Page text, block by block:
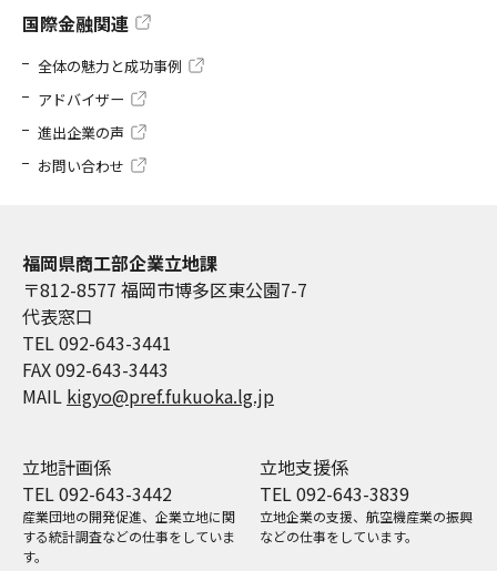
国際金融関連
全体の魅力と成功事例
アドバイザー
進出企業の声
お問い合わせ
福岡県商工部企業立地課
〒812-8577 福岡市博多区東公園7-7
代表窓口
TEL 092-643-3441
FAX 092-643-3443
MAIL kigyo@pref.fukuoka.lg.jp
立地計画係
TEL 092-643-3442
産業団地の開発促進、企業立地に関
する統計調査などの仕事をしていま
す。
立地支援係
TEL 092-643-3839
立地企業の支援、航空機産業の振興
などの仕事をしています。